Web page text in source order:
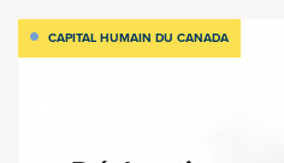
CAPITAL HUMAIN DU CANADA